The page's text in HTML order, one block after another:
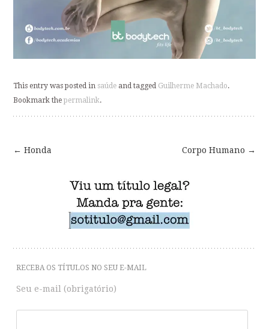
This entry was posted in saúde and tagged Guilherme Machado.
Bookmark thepermalink.
Post
navigation
← Honda Corpo Humano →
RECEBA OS TÍTULOS NO SEU E-MAIL
Seu e-mail (obrigatório)